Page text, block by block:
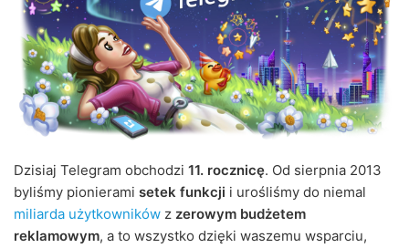
Dzisiaj Telegram obchodzi 11. rocznicę. Od sierpnia 2013
byliśmy pionierami setek funkcji i urośliśmy do niemal
miliarda użytkowników z zerowym budżetem
reklamowym, a to wszystko dzięki waszemu wsparciu,